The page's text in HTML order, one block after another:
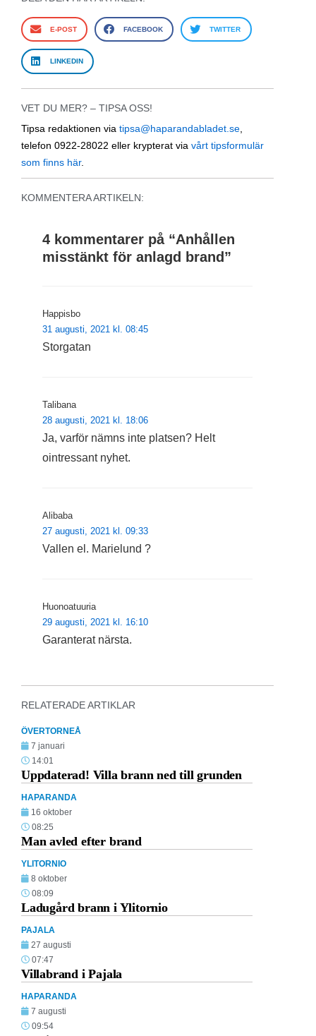
E-POST FACEBOOK TWITTER
LINKEDIN
VET DU MER? – TIPSA OSS!
Tipsa redaktionen via tipsa@haparandabladet.se
telefon 0922-28022 eller krypterat via vårt tipsformulär
som finns här.
KOMMENTERA ARTIKELN:
4 kommentarer på “Anhållen
misstänkt för anlagd brand”
Happisbo
31 augusti, 2021 kl. 08:45
Storgatan
Talibana
28 augusti, 2021 kl. 18:06
Ja, varför nämns inte platsen? Helt
ointressant nyhet.
Alibaba
27 augusti, 2021 kl. 09:33
Vallen el. Marielund ?
Huonoatuuria
29 augusti, 2021 kl. 16:10
Garanterat närsta.
RELATERADE ARTIKLAR
ÖVERTORNEÅ
7 januari
14:01
Uppdaterad! Villa brann ned till grunden
HAPARANDA
16 oktober
08:25
Man avled efter brand
YLITORNIO
8 oktober
08:09
Ladugård brann i Ylitornio
PAJALA
27 augusti
07:47
Villabrand i Pajala
HAPARANDA
7 augusti
09:54